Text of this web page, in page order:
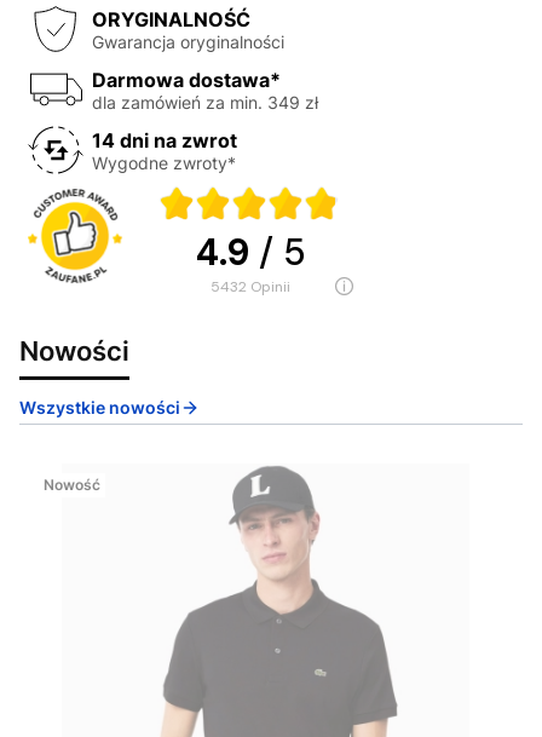
ORYGINALNOŚĆ
Gwarancja oryginalności
Darmowa dostawa*
dla zamówień za min. 349 zł
14 dni na zwrot
Wygodne zwroty*
4.9 / 5
5432 opinii
Nowości
Wszystkie nowości
Nowość